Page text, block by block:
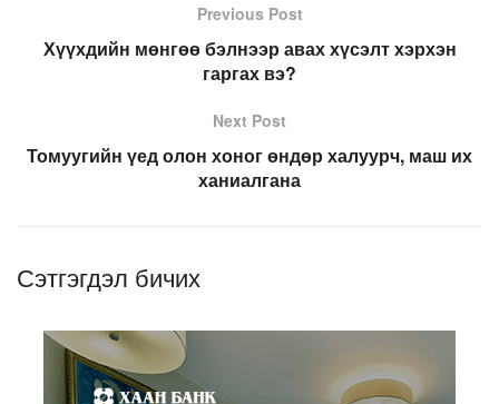
Previous Post
Хүүхдийн мөнгөө бэлнээр авах хүсэлт хэрхэн
гаргах вэ?
Next Post
Томуугийн үед олон хоног өндөр халуурч, маш их
ханиалгана
Сэтгэгдэл бичих